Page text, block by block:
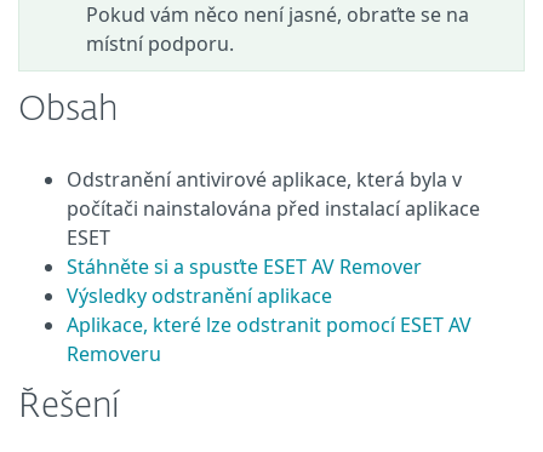
Pokud vám něco není jasné, obraťte se na
místní podporu.
Obsah
Odstranění antivirové aplikace, která byla v
počítači nainstalována před instalací aplikace
ESET
Stáhněte si a spusťte ESET AV Remover
Výsledky odstranění aplikace
Aplikace, které lze odstranit pomocí ESET AV
Removeru
Řešení